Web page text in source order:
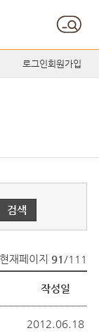
로그인회원가입
재페이지 91 /111
작성일
2012.06.18